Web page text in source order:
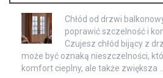
Chłód od drzwi
poprawić szczelność i
Czujesz chłód bijący z
może być oznaką nieszczelności,
komfort cieplny, ale także zwiększa …